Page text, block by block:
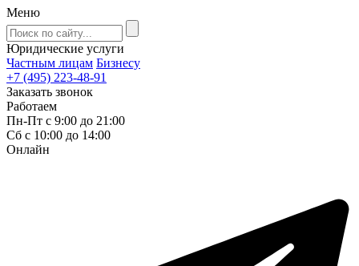
Меню
Юридические услуги
Частным лицам Бизнесу
+7 (495) 223-48-91
Заказать звонок
Работаем
Пн-Пт с 9:00 до 21:00
Сб с 10:00 до 14:00
Онлайн